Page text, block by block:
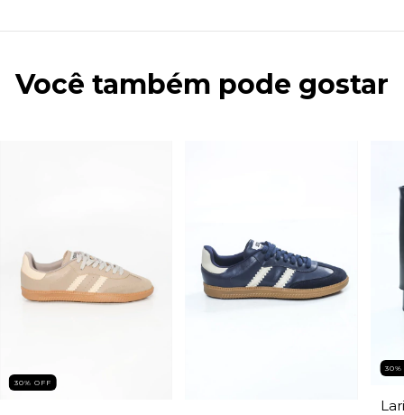
Você também pode gostar
30% OFF